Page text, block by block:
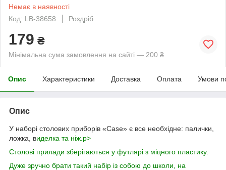
Немає в наявності
Код: LB-38658
Роздріб
179 ₴
Мінімальна сума замовлення на сайті — 200 ₴
Опис Характеристики Доставка Оплата Умови
Опис
У наборі столових приборів «Case» є все необхідне: палички,
ложка, виделка та ніж.p>
Столові прилади зберігаються у футлярі з міцного пластику.
Дуже зручно брати такий набір із собою до школи, на